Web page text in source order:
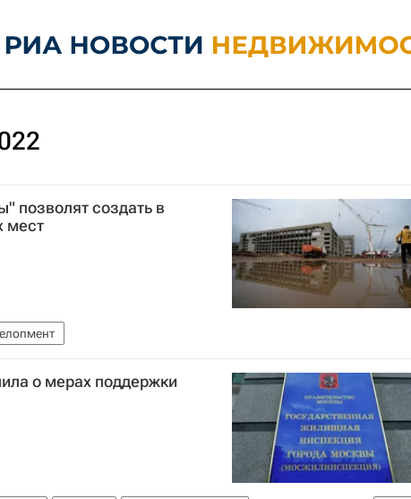
позволят создать в
мест
о мерах поддержки